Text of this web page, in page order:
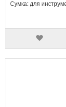
Сумка: для